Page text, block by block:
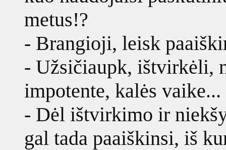
metus!?
- Brangioji, leisk
- Užsičiaupk, ištvirkėli,
impotente, kalės vaike...
- Dėl ištvirkimo ir
gal tada paaiškinsi, iš